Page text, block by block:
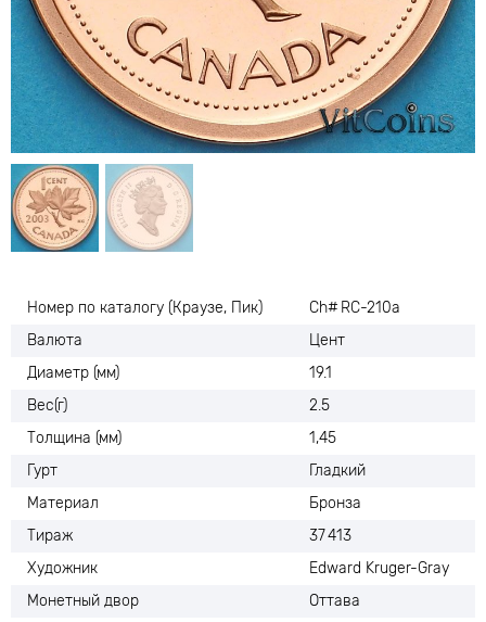
Номер по каталогу (Краузе, Пик)
Ch# RC-210a
Валюта
Цент
Диаметр (мм)
19.1
Вес(г)
2.5
Толщина (мм)
1,45
Гурт
Гладкий
Материал
Бронза
Тираж
37 413
Художник
Edward Kruger-Gray
Монетный двор
Оттава